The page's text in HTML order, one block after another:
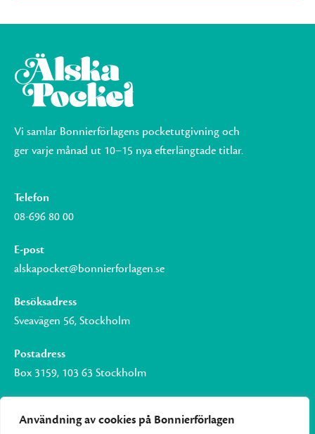
Användning av cookies på Bonnierförlagen
Vi samlar Bonnierförlagens pocketutgivning och
ger varje månad ut 10–15 nya efterlängtade titlar.
Telefon
08-696 80 00
E-post
alskapocket@bonnierforlagen.se
Besöksadress
Sveavägen 56, Stockholm
Postadress
Box 3159, 103 63 Stockholm